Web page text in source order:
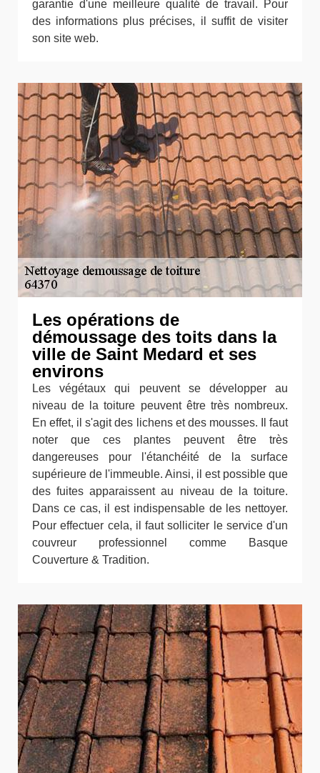
garantie d'une meilleure qualité de travail. Pour
des informations plus précises, il suffit de visiter
son site web.
Les opérations de
démoussage des toits dans la
ville de Saint Medard et ses
environs
Les végétaux qui peuvent se développer au
niveau de la toiture peuvent être très nombreux.
En effet, il s'agit des lichens et des mousses. Il faut
noter que ces plantes peuvent être très
dangereuses pour l'étanchéité de la surface
supérieure de l'immeuble. Ainsi, il est possible que
des fuites apparaissent au niveau de la toiture.
Dans ce cas, il est indispensable de les nettoyer.
Pour effectuer cela, il faut solliciter le service d'un
couvreur professionnel comme Basque
Couverture & Tradition.